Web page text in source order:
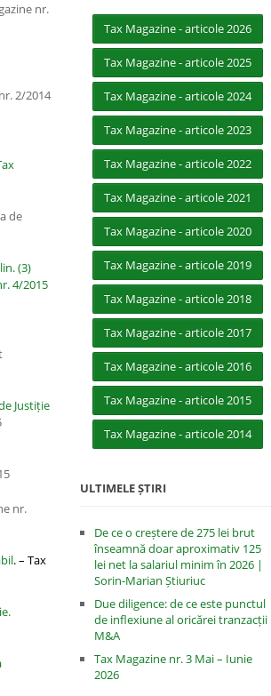
nr.
2/2014
de
(3)
4/2015
Justiție
nr.
. – Tax
Tax Magazine - articole 2026
Tax Magazine - articole 2025
Tax Magazine - articole 2024
Tax Magazine - articole 2023
Tax Magazine - articole 2022
Tax Magazine - articole 2021
Tax Magazine - articole 2020
Tax Magazine - articole 2019
Tax Magazine - articole 2018
Tax Magazine - articole 2017
Tax Magazine - articole 2016
Tax Magazine - articole 2015
Tax Magazine - articole 2014
ULTIMELE ȘTIRI
De ce o creștere de 275 lei brut
înseamnă doar aproximativ 125
lei net la salariul minim în 2026 |
Sorin-Marian Știuriuc
Due diligence: de ce este punctul
de inflexiune al oricărei tranzacții
M&A
Tax Magazine nr. 3 Mai – Iunie
2026